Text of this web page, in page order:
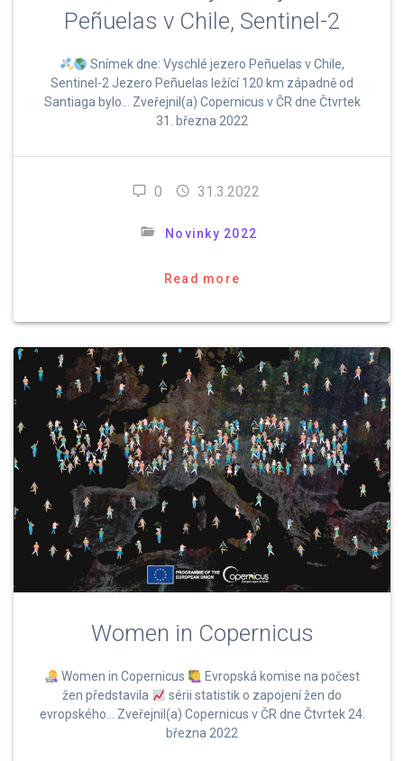
Peñuelas v Chile, Sentinel-2
Snímek dne: Vyschlé jezero Peñuelas v Chile,
Sentinel-2 Jezero Peñuelas ležící 120 km západně od
Santiaga bylo… Zveřejnil(a) Copernicus v ČR dne Čtvrtek
31. března 2022
0 31.3.2022
Novinky 2022
Read more
Women in Copernicus
Women in Copernicus
Evropská komise na počest
žen představila
sérii statistik o zapojení žen do
evropského… Zveřejnil(a) Copernicus v ČR dne Čtvrtek 24.
března 2022